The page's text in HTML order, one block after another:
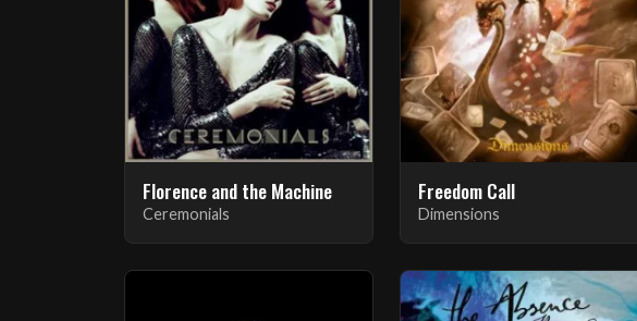
Florence and the Machine
Ceremonials
Freedom Call
Dimensions